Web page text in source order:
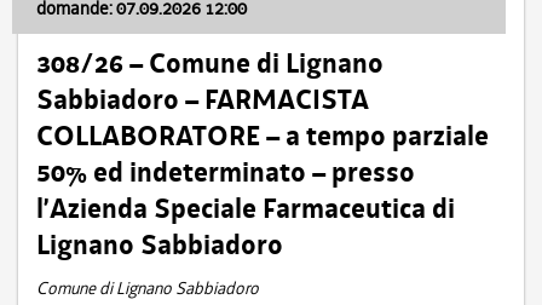
domande: 07.09.2026 12:00
308/26 – Comune di Lignano
Sabbiadoro – FARMACISTA
COLLABORATORE – a tempo parziale
50% ed indeterminato – presso
l’Azienda Speciale Farmaceutica di
Lignano Sabbiadoro
Comune di Lignano Sabbiadoro